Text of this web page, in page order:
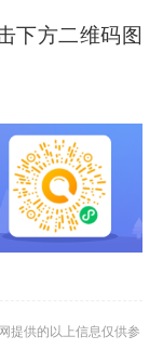
下方二维码图
提供的以上信息仅供参